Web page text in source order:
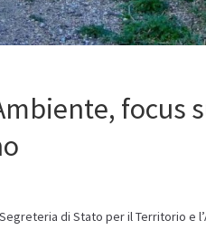
focus
di Stato per il Territorio e